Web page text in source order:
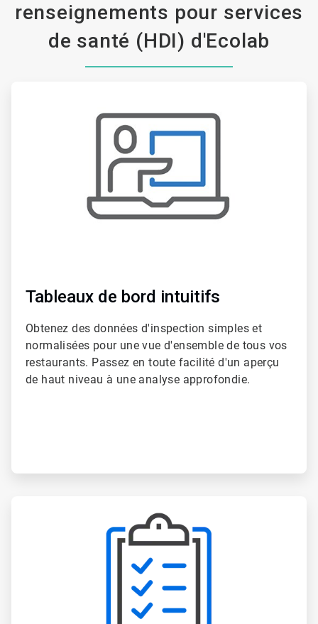
renseignements pour services
de santé (HDI) d'Ecolab
Tableaux de bord intuitifs
Obtenez des données d'inspection simples et
normalisées pour une vue d'ensemble de tous vos
restaurants. Passez en toute facilité d'un aperçu
de haut niveau à une analyse approfondie.​​​​​​​